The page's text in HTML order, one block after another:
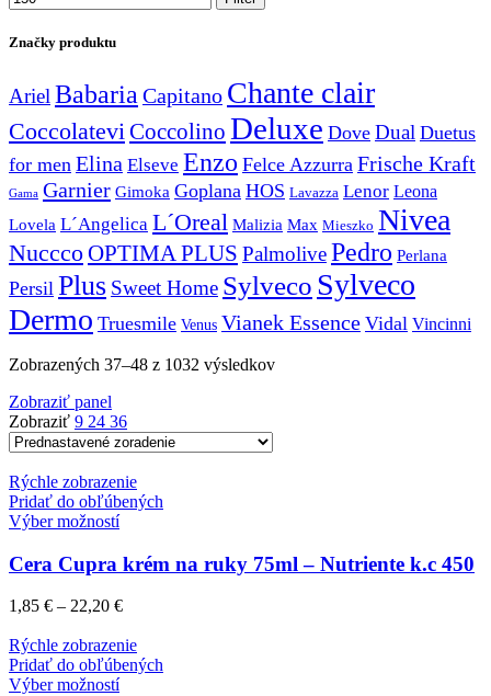
Značky produktu
Ariel Babaria Capitano Chante clair
Coccolatevi Coccolino Deluxe Dove Dual Duetus
for men Elina Elseve Enzo Felce Azzurra Frische Kraft
Gama Garnier Gimoka Goplana HOS Lavazza Lenor Leona
Lovela L´Angelica L´Oreal Malizia Max Mieszko Nivea
NucccoOPTIMA PLUS PalmolivePedro Perlana
Persil Plus Sweet Home Sylveco Sylveco
Dermo Truesmile Venus Vianek Essence Vidal Vincinni
Zobrazených 37–48 z 1032 výsledkov
Zobraziť panel
Zobraziť 9 24 36
Rýchle zobrazenie
Pridať do obľúbených
Výber možností
Cera Cupra krém na ruky 75ml – Nutriente k.c 450
1,85 € – 22,20 €
Rýchle zobrazenie
Pridať do obľúbených
Výber možností